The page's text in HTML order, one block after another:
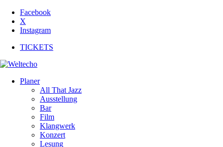
Facebook
X
Instagram
TICKETS
Planer
All That Jazz
Ausstellung
Bar
Film
Klangwerk
Konzert
Lesung